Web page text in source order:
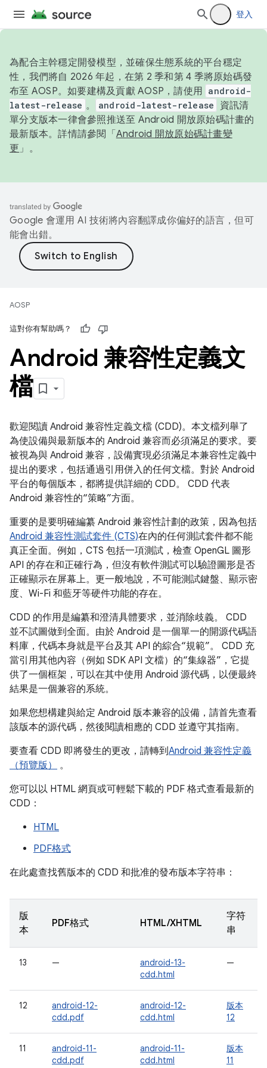
登入
為配合主幹穩定開發模型，並確保生態系統的平台穩定
性，我們將自 2026 年起，在第 2 季和第 4 季將原始碼發
布至 AOSP。如要建構及貢獻 AOSP，請使用 android-
latest-release 。 android-latest-release
資訊清
單分支版本一律會參照推送至 Android 開放原始碼計畫的
最新版本。詳情請參閱「 Android 開放原始碼計畫變
更 」。
Google 會運用 AI 技術將內容翻譯成你偏好的語言，但可
能會出錯。
AOSP
這對你有幫助嗎？
Android 兼容性定義文
檔
歡迎閱讀 Android 兼容性定義文檔 (CDD)。本文檔列舉了
為使設備與最新版本的 Android 兼容而必須滿足的要求。要
被視為與 Android 兼容，設備實現必須滿足本兼容性定義中
提出的要求，包括通過引用併入的任何文檔。對於 Android
平台的每個版本，都將提供詳細的 CDD。 CDD 代表
Android 兼容性的“策略”方面。
重要的是要明確編纂 Android 兼容性計劃的政策，因為包括
Android 兼容性測試套件 (CTS)在內的任何測試套件都不能
真正全面。例如，CTS 包括一項測試，檢查 OpenGL 圖形
API 的存在和正確行為，但沒有軟件測試可以驗證圖形是否
正確顯示在屏幕上。更一般地說，不可能測試鍵盤、顯示密
度、Wi-Fi 和藍牙等硬件功能的存在。
CDD 的作用是編纂和澄清具體要求，並消除歧義。 CDD
並不試圖做到全面。由於 Android 是一個單一的開源代碼語
料庫，代碼本身就是平台及其 API 的綜合“規範”。 CDD 充
當引用其他內容（例如 SDK API 文檔）的“集線器”，它提
供了一個框架，可以在其中使用 Android 源代碼，以便最終
結果是一個兼容的系統。
如果您想構建與給定 Android 版本兼容的設備，請首先查看
該版本的源代碼，然後閱讀相應的 CDD 並遵守其指南。
要查看 CDD 即將發生的更改，請轉到Android 兼容性定義
（預覽版）
。
您可以以 HTML 網頁或可輕鬆下載的 PDF 格式查看最新的
CDD：
HTML
PDF格式
在此處查找舊版本的 CDD 和批准的發布版本字符串：
版
本
PDF格式 HTML/XHTML
字符
串
13 —
android-13-
cdd.html
—
12
android-12-
cdd.pdf
android-12-
cdd.html
版本
12
11
android-11-
cdd.pdf
android-11-
cdd.html
版本
11